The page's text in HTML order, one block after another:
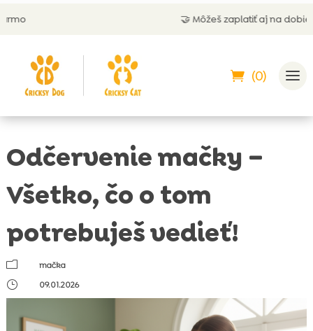
🤝 Môžeš zaplatiť aj na dobierku
(0)
Odčervenie mačky –
Všetko, čo o tom
potrebuješ vedieť!
m
mačka
}
09.01.2026